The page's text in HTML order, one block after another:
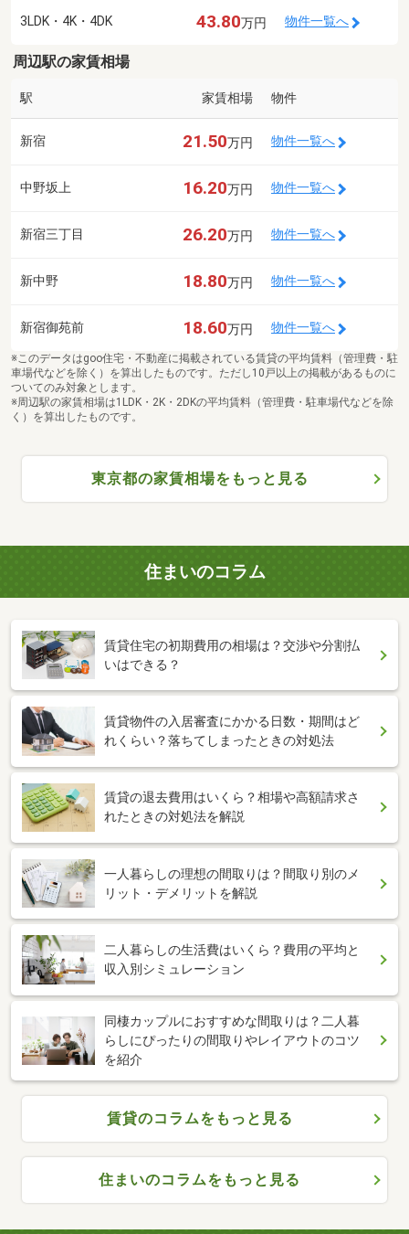
3LDK・4K・4DK 43.80万円 物件一覧へ
周辺駅の家賃相場
駅 家賃相場 物件
新宿 21.50万円 物件一覧へ
中野坂上 16.20万円 物件一覧へ
新宿三丁目 26.20万円 物件一覧へ
新中野 18.80万円 物件一覧へ
新宿御苑前 18.60万円 物件一覧へ
※このデータはgoo住宅・不動産に掲載されている賃貸の平均賃料（管理費・駐
車場代などを除く）を算出したものです。ただし10戸以上の掲載があるものに
ついてのみ対象とします。
※周辺駅の家賃相場は1LDK・2K・2DKの平均賃料（管理費・駐車場代などを除
く）を算出したものです。
東京都の家賃相場をもっと見る
住まいのコラム
賃貸住宅の初期費用の相場は？交渉や分割払
いはできる？
賃貸物件の入居審査にかかる日数・期間はど
れくらい？落ちてしまったときの対処法
賃貸の退去費用はいくら？相場や高額請求さ
れたときの対処法を解説
一人暮らしの理想の間取りは？間取り別のメ
リット・デメリットを解説
二人暮らしの生活費はいくら？費用の平均と
収入別シミュレーション
同棲カップルにおすすめな間取りは？二人暮
らしにぴったりの間取りやレイアウトのコツ
を紹介
賃貸のコラムをもっと見る
住まいのコラムをもっと見る